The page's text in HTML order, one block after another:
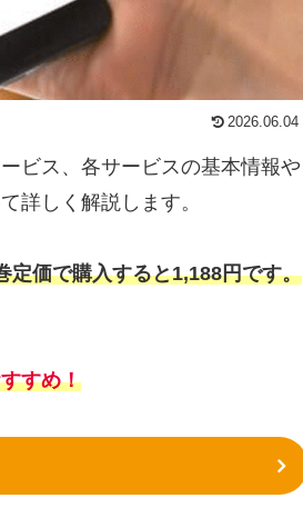
2026.06.04
ビス、各サービスの基本情報や
詳しく解説します。
定価で購入すると1,188円です。
すめ！